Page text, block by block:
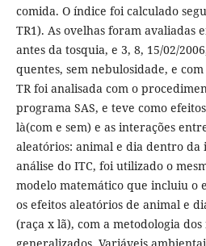
comida. O índice foi calculado
TR1). As ovelhas foram avaliadas
antes da tosquia, e 3, 8, 15/02/
quentes, sem nebulosidade, e
TR foi analisada com o
programa SAS, e teve como
là(com e sem) e as interações
aleatórios: animal e dia dentro da
análise do ITC, foi utilizado o
modelo matemático que incluiu o
os efeitos aleatórios de animal e
(raça x lã), com a metodologia